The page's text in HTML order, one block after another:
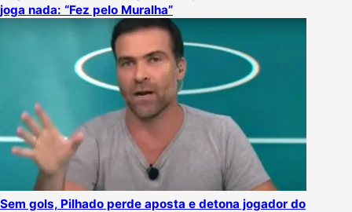
joga nada: “Fez pelo Muralha”
Sem gols, Pilhado perde aposta e detona jogador do